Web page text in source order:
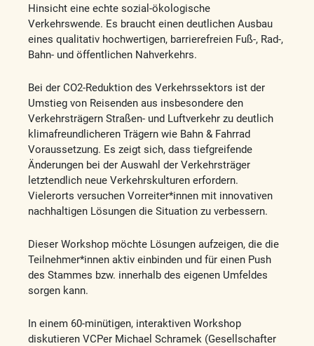
Hinsicht eine echte sozial-ökologische
Verkehrswende. Es braucht einen deutlichen Ausbau
eines qualitativ hochwertigen, barrierefreien Fuß-, Rad-,
Bahn- und öffentlichen Nahverkehrs.
Bei der CO2-Reduktion des Verkehrssektors ist der
Umstieg von Reisenden aus insbesondere den
Verkehrsträgern Straßen- und Luftverkehr zu deutlich
klimafreundlicheren Trägern wie Bahn & Fahrrad
Voraussetzung. Es zeigt sich, dass tiefgreifende
Änderungen bei der Auswahl der Verkehrsträger
letztendlich neue Verkehrskulturen erfordern.
Vielerorts versuchen Vorreiter*innen mit innovativen
nachhaltigen Lösungen die Situation zu verbessern.
Dieser Workshop möchte Lösungen aufzeigen, die die
Teilnehmer*innen aktiv einbinden und für einen Push
des Stammes bzw. innerhalb des eigenen Umfeldes
sorgen kann.
In einem 60-minütigen, interaktiven Workshop
diskutieren VCPer Michael Schramek (Gesellschafter